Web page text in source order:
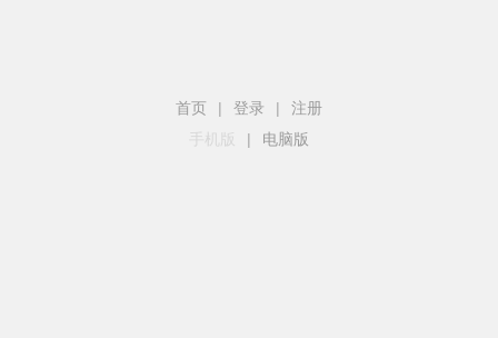
首页 | 登录 |
注册
手机版
| 电脑版